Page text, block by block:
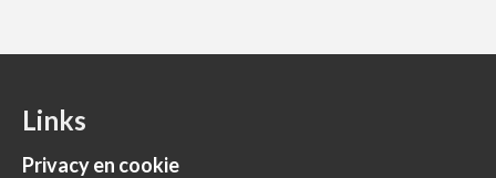
Links
Privacy en cookie